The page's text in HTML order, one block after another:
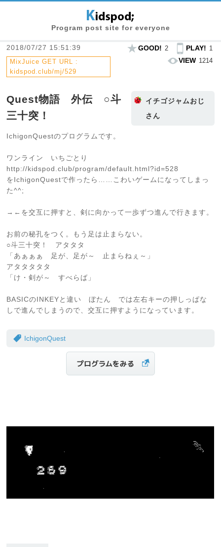
Program post site for everyone
2018/07/27 15:51:39
MixJuice GET URL :
kidspod.club/mj/529
GOOD! 2 PLAY! 1
VIEW 1214
イチゴジャムおじ
さん
Quest物語 外伝 ○斗
三十突！
IchigonQuestのプログラムです。
ワンライン いちごとり
http://kidspod.club/program/default.html?id=528
をIchigonQuestで作ったら……こわいゲームになってしまっ
た^^;
→←を交互に押すと、剣に向かって一歩ずつ進んで行きます。
お前の秘孔をつく。もう足は止まらない。
○斗三十突！ アタタタ
「あぁぁぁ 足が、足が～ 止まらねぇ～」
アタタタタタ
「け・剣が～ すべらば」
BASICのINKEYと違い ぼたん では左右キーの押しっぱな
しで進んでしまうので、交互に押すようになっています。
IchigonQuest